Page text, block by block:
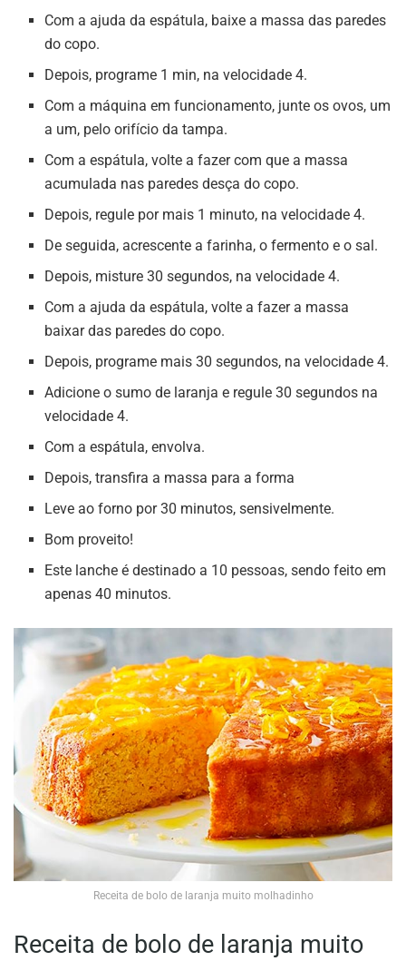
Com a ajuda da espátula, baixe a massa das paredes
do copo.
Depois, programe 1 min, na velocidade 4.
Com a máquina em funcionamento, junte os ovos, um
a um, pelo orifício da tampa.
Com a espátula, volte a fazer com que a massa
acumulada nas paredes desça do copo.
Depois, regule por mais 1 minuto, na velocidade 4.
De seguida, acrescente a farinha, o fermento e o sal.
Depois, misture 30 segundos, na velocidade 4.
Com a ajuda da espátula, volte a fazer a massa
baixar das paredes do copo.
Depois, programe mais 30 segundos, na velocidade 4.
Adicione o sumo de laranja e regule 30 segundos na
velocidade 4.
Com a espátula, envolva.
Depois, transfira a massa para a forma
Leve ao forno por 30 minutos, sensivelmente.
Bom proveito!
Este lanche é destinado a 10 pessoas, sendo feito em
apenas 40 minutos.
Receita de bolo de laranja muito molhadinho
Receita de bolo de laranja muito